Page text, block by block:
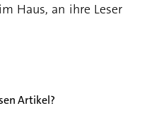
Haus, an ihre Leser
Artikel?